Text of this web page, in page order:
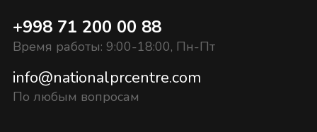
+998 71 200 00 88
Время работы: 9:00-18:00, Пн-Пт
info@nationalprcentre.com
По любым вопросам